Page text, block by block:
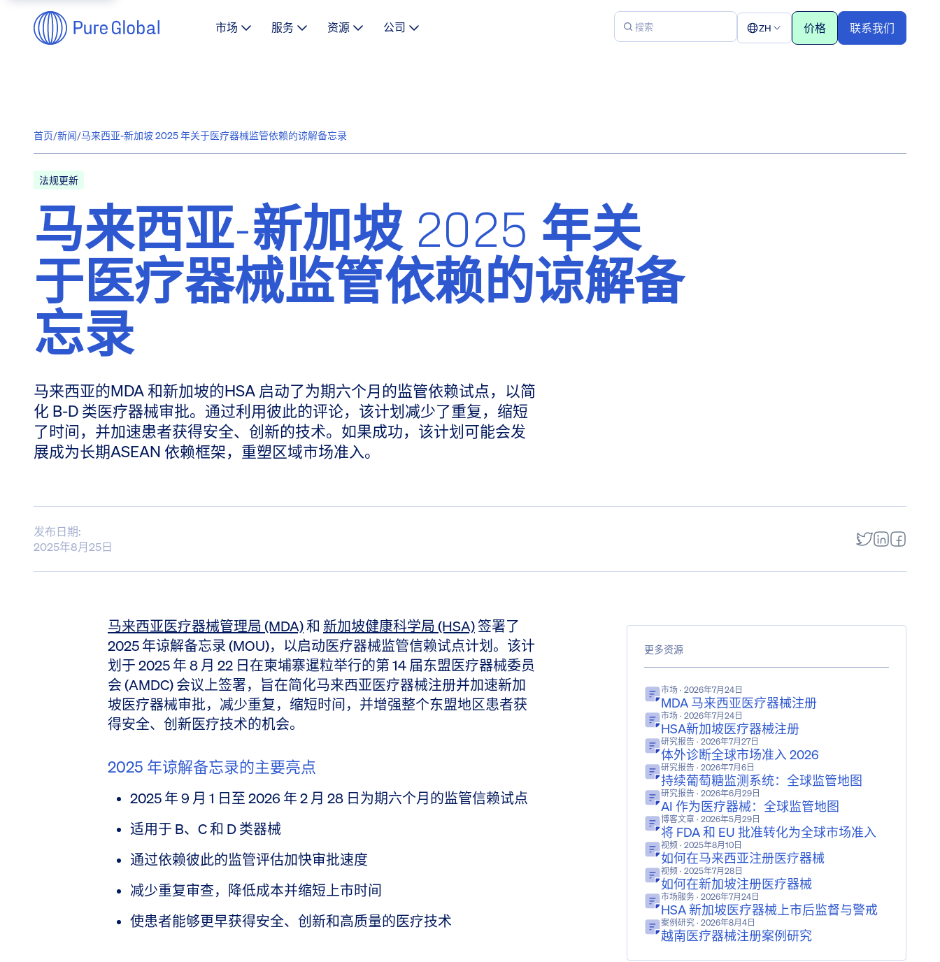
市场 服务 资源 公司 ZH 价格 联系我们
首页/新闻/马来西亚-新加坡 2025 年关于医疗器械监管依赖的谅解备忘录
法规更新
马来西亚-新加坡 2025 年关
于医疗器械监管依赖的谅解备
忘录
马来西亚的MDA 和新加坡的HSA 启动了为期六个月的监管依赖试点，以简
化 B-D 类医疗器械审批。通过利用彼此的评论，该计划减少了重复，缩短
了时间，并加速患者获得安全、创新的技术。如果成功，该计划可能会发
展成为长期ASEAN 依赖框架，重塑区域市场准入。
发布日期:
2025年8月25日
马来西亚医疗器械管理局 (MDA)和 新加坡健康科学局 (HSA)签署了
2025 年谅解备忘录 (MOU)，以启动医疗器械监管信赖试点计划。该计
划于 2025 年 8 月 22 日在柬埔寨暹粒举行的第 14 届东盟医疗器械委员
会 (AMDC) 会议上签署，旨在简化马来西亚医疗器械注册并加速新加
坡医疗器械审批，减少重复，缩短时间，并增强整个东盟地区患者获
得安全、创新医疗技术的机会。
2025 年谅解备忘录的主要亮点
2025 年 9 月 1 日至 2026 年 2 月 28 日为期六个月的监管信赖试点
适用于 B、C 和 D 类器械
通过依赖彼此的监管评估加快审批速度
减少重复审查，降低成本并缩短上市时间
使患者能够更早获得安全、创新和高质量的医疗技术
更多资源
市场 · 2026年7月24日
MDA 马来西亚医疗器械注册
市场 · 2026年7月24日
HSA新加坡医疗器械注册
研究报告 · 2026年7月27日
体外诊断全球市场准入 2026
研究报告 · 2026年7月6日
持续葡萄糖监测系统：全球监管地图
研究报告 · 2026年6月29日
AI 作为医疗器械：全球监管地图
博客文章 · 2026年5月29日
将 FDA 和 EU 批准转化为全球市场准入
视频 · 2025年8月10日
如何在马来西亚注册医疗器械
视频 · 2025年7月28日
如何在新加坡注册医疗器械
市场服务 · 2026年7月24日
HSA 新加坡医疗器械上市后监督与警戒
案例研究 · 2026年8月4日
越南医疗器械注册案例研究